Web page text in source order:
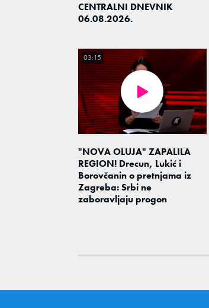
CENTRALNI DNEVNIK
06.08.2026.
"NOVA OLUJA" ZAPALILA
REGION! Drecun, Lukić i
Borovčanin o pretnjama iz
Zagreba: Srbi ne
zaboravljaju progon
03:15